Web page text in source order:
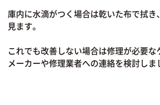
庫内に水滴がつく場合は乾いた布で拭
見ます。
これでも改善しない場合は修理が必要
メーカーや修理業者への連絡を検討しま